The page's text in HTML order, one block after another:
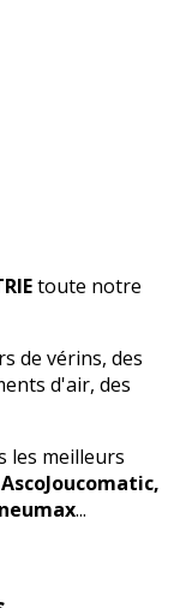
toute notre
de vérins, des
d'air, des
les meilleurs
...